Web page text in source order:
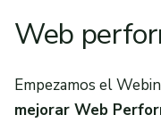
Web
Empezamos el
mejorar Web